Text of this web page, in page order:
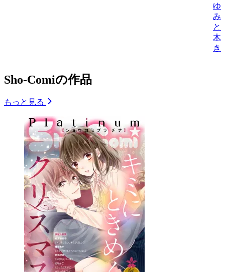
ゆ
み
と
木
き
Sho-Comiの作品
もっと見る